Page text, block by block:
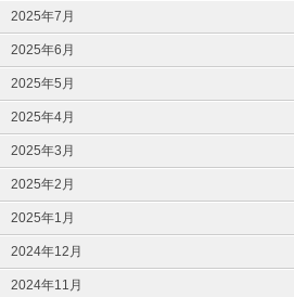
2025年7月
2025年6月
2025年5月
2025年4月
2025年3月
2025年2月
2025年1月
2024年12月
2024年11月